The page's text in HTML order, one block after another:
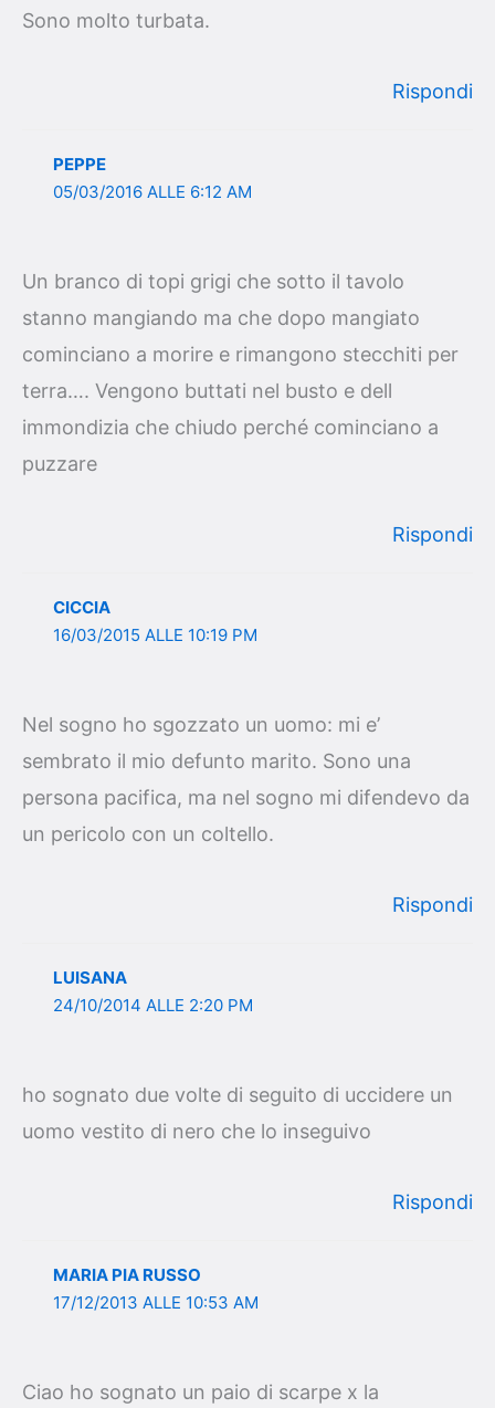
Sono molto turbata.
Rispondi
PEPPE
05/03/2016 ALLE 6:12 AM
Un branco di topi grigi che sotto il tavolo
stanno mangiando ma che dopo mangiato
cominciano a morire e rimangono stecchiti per
terra…. Vengono buttati nel busto e dell
immondizia che chiudo perché cominciano a
puzzare
Rispondi
CICCIA
16/03/2015 ALLE 10:19 PM
Nel sogno ho sgozzato un uomo: mi e’
sembrato il mio defunto marito. Sono una
persona pacifica, ma nel sogno mi difendevo da
un pericolo con un coltello.
Rispondi
LUISANA
24/10/2014 ALLE 2:20 PM
ho sognato due volte di seguito di uccidere un
uomo vestito di nero che lo inseguivo
Rispondi
MARIA PIA RUSSO
17/12/2013 ALLE 10:53 AM
Ciao ho sognato un paio di scarpe x la